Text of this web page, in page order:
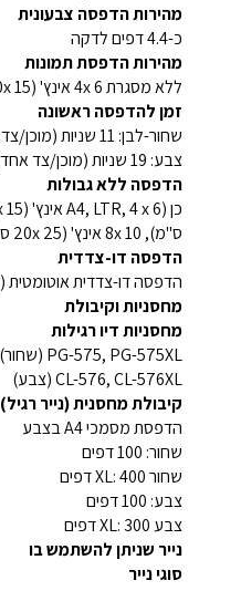
מהירות הדפסה צבעונית
כ-4.4 דפים לדקה
מהירות הדפסת תמונות
ללא מסגרת 4x 6 אינץ' (10x 15 ס"מ): כ-65 שניות
זמן להדפסה ראשונה
שחור-לבן: 11 שניות (מוכן/צד אחד)
צבע: 19 שניות (מוכן/צד אחד)
הדפסה ללא גבולות
ס"מ), 8x 10 אינץ' (20x 25 ס"מ))
הדפסה דו-צדדית
הדפסה דו-צדדית אוטומטית (A4, Letter – נייר רגיל)
מחסניות וקיבולת
מחסניות דיו רגילות
PG-575, PG-575XL (שחור)
CL-576, CL-576XL (צבע)
קיבולת מחסנית (נייר רגיל)
הדפסת מסמכי A4 בצבע
שחור: 100 דפים
שחור XL: 400 דפים
צבע: 100 דפים
צבע XL: 300 דפים
נייר שניתן להשתמש בו
סוגי נייר